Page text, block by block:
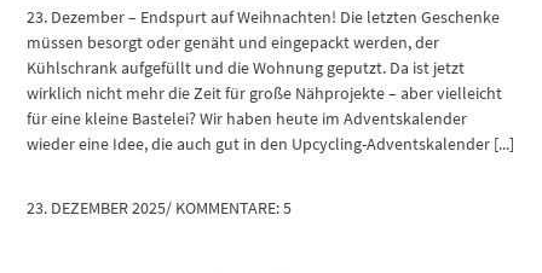
23. Dezember – Endspurt auf Weihnachten! Die letzten Geschenke
müssen besorgt oder genäht und eingepackt werden, der
Kühlschrank aufgefüllt und die Wohnung geputzt. Da ist jetzt
wirklich nicht mehr die Zeit für große Nähprojekte – aber vielleicht
für eine kleine Bastelei? Wir haben heute im Adventskalender
wieder eine Idee, die auch gut in den Upcycling-Adventskalender [...]
23. DEZEMBER 2025/ KOMMENTARE: 5